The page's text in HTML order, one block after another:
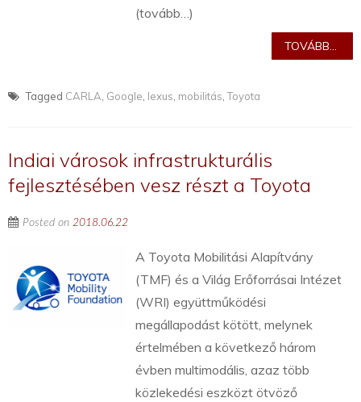
(tovább…)
TOVÁBB...
Tagged CARLA Google lexus mobilitás ,Toyota
Indiai városok infrastrukturális
fejlesztésében vesz részt a Toyota
Posted on 2018.06.22
A Toyota Mobilitási Alapítvány
(TMF) és a Világ Erőforrásai Intézet
(WRI) együttműködési
megállapodást kötött, melynek
értelmében a következő három
évben multimodális, azaz több
közlekedési eszközt ötvöző